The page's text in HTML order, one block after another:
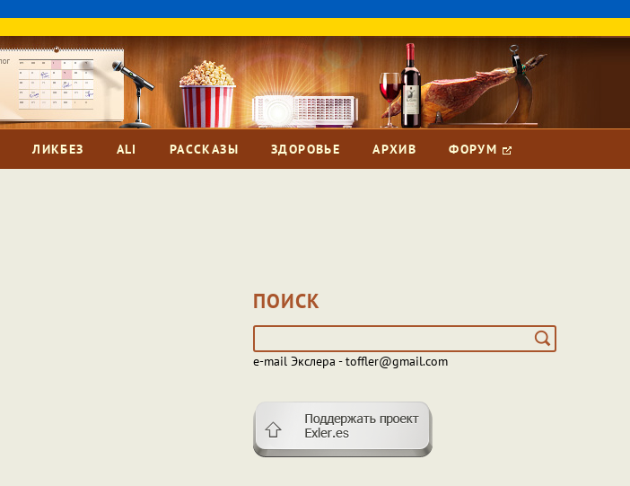
ЛИКБЕЗ ALI РАССКАЗЫ ЗДОРОВЬЕ АРХИВ ФОРУМ
ПОИСК
e-mail Экслера - toffler@gmail.com